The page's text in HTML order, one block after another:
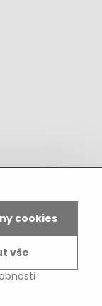
cookies
vše